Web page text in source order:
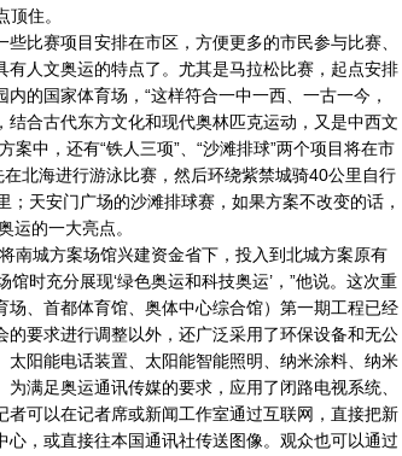
顶住。
赛项目安排在市区，方便更多的市民参与比赛、
有人文奥运的特点了。尤其是马拉松比赛，起点安排
的国家体育场，“这样符合一中一西、一古一今，
结合古代东方文化和现代奥林匹克运动，又是中西文
案中，还有“铁人三项”、“沙滩排球”两个项目将在市
在北海进行游泳比赛，然后环绕紫禁城骑40公里自行
天安门广场的沙滩排球赛，如果方案不改变的话，
运的一大亮点。
城方案场馆兴建资金省下，投入到北城方案原有
时充分展现‘绿色奥运和科技奥运’，”他说。这次重
场、首都体育馆、奥体中心综合馆）第一期工程已经
的要求进行调整以外，还广泛采用了环保设备和无公
太阳能电话装置、太阳能智能照明、纳米涂料、纳米
满足奥运通讯传媒的要求，应用了闭路电视系统、
者可以在记者席或新闻工作室通过互联网，直接把新
心，或直接往本国通讯社传送图像。观众也可以通过